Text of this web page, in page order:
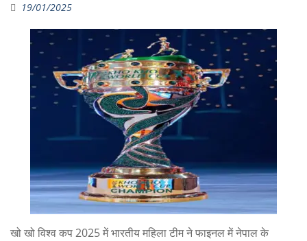
19/01/2025
खो खो विश्व कप 2025 में भारतीय महिला टीम ने फाइनल में नेपाल के